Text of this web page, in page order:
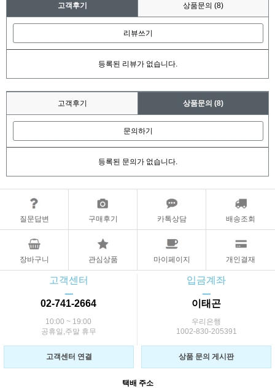
고객후기 상품문의 (8)
리뷰쓰기
등록된 리뷰가 없습니다.
고객후기 상품문의 (8)
문의하기
등록된 문의가 없습니다.
질문답변 구매후기 카톡상담 배송조회
장바구니 관심상품 마이페이지 개인결재
고객센터
ㅡ
02-741-2664
10:00 ~ 19:00
공휴일,주말 휴무
입금계좌
ㅡ
이태곤
우리은행
1002-830-205391
고객센터 연결 상품 문의 게시판
택배 주소